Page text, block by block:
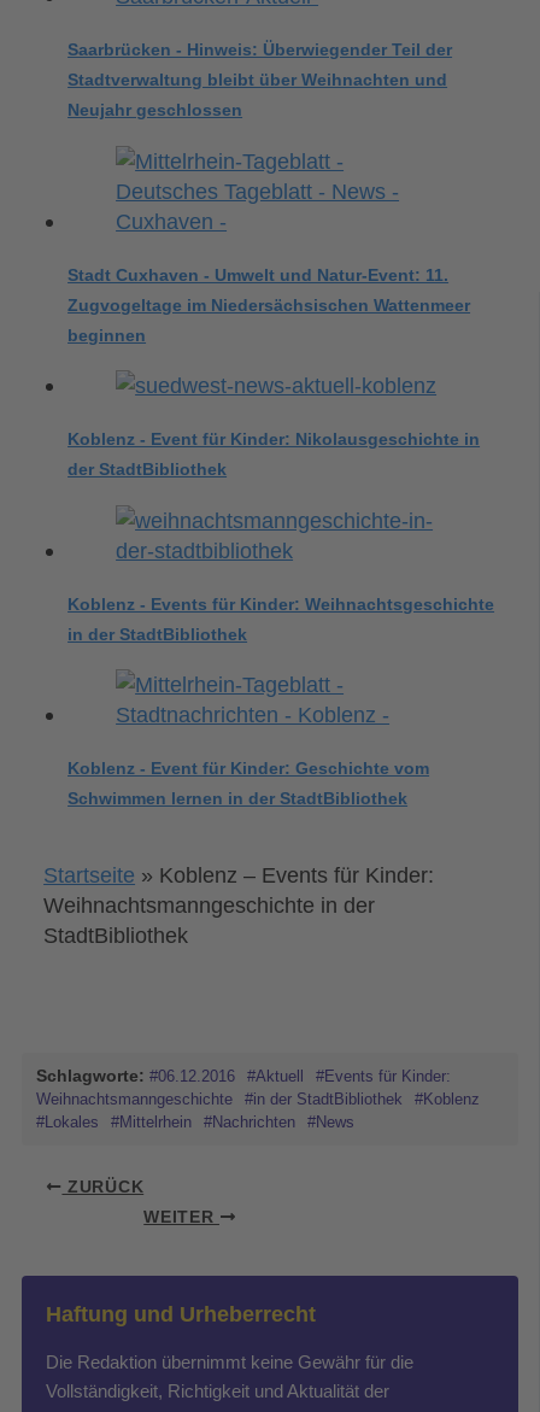
Saarbrücken - Hinweis: Überwiegender Teil der
Stadtverwaltung bleibt über Weihnachten und
Neujahr geschlossen
Stadt Cuxhaven - Umwelt und Natur-Event: 11.
Zugvogeltage im Niedersächsischen Wattenmeer
beginnen
Koblenz - Event für Kinder: Nikolausgeschichte in
der StadtBibliothek
Koblenz - Events für Kinder: Weihnachtsgeschichte
in der StadtBibliothek
Koblenz - Event für Kinder: Geschichte vom
Schwimmen lernen in der StadtBibliothek
Startseite » Koblenz – Events für Kinder:
Weihnachtsmanngeschichte in der
StadtBibliothek
Schlagworte: #06.12.2016 #Aktuell
#Events für Kinder:
Weihnachtsmanngeschichte
#in der StadtBibliothek
#Koblenz
#Lokales
#Mittelrhein #Nachrichten #News
ZURÜCK
WEITER
Haftung und Urheberrecht
Die Redaktion übernimmt keine Gewähr für die
Vollständigkeit, Richtigkeit und Aktualität der